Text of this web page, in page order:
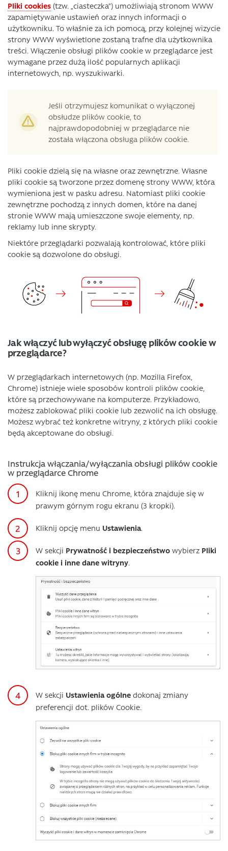
Pliki cookies (tzw. „ciasteczka”) umożliwiają stronom WWW
zapamiętywanie ustawień oraz innych informacji o
użytkowniku. To właśnie za ich pomocą, przy kolejnej wizycie
strony WWW wyświetlone zostaną trafne dla użytkownika
treści. Włączenie obsługi plików cookie w przeglądarce jest
wymagane przez dużą ilość popularnych aplikacji
internetowych, np. wyszukiwarki.
Jeśli otrzymujesz komunikat o wyłączonej
obsłudze plików cookie, to
najprawdopodobniej w przeglądarce nie
została włączona obsługa plików cookie.
Pliki cookie dzielą się na własne oraz zewnętrzne. Własne
pliki cookie są tworzone przez domenę strony WWW, która
wymieniona jest w pasku adresu. Natomiast pliki cookie
zewnętrzne pochodzą z innych domen, które na danej
stronie WWW mają umieszczone swoje elementy, np.
reklamy lub inne skrypty.
Niektóre przeglądarki pozwalają kontrolować, które pliki
cookie są dozwolone do obsługi.
Jak włączyć lub wyłączyć obsługę plików cookie w
przeglądarce?
W przeglądarkach internetowych (np. Mozilla Firefox,
Chrome) istnieje wiele sposobów kontroli plików cookie,
które są przechowywane na komputerze. Przykładowo,
możesz zablokować pliki cookie lub zezwolić na ich obsługę.
Możesz wybrać też konkretne witryny, z których pliki cookie
będą akceptowane do obsługi.
Instrukcja włączania/wyłączania obsługi plików cookie
w przeglądarce Chrome
Kliknij ikonę menu Chrome, która znajduje się w
prawym górnym rogu ekranu (3 kropki).
Kliknij opcję menu Ustawienia.
W sekcji Prywatność i bezpieczeństwo wybierz Pliki
cookie i inne dane witryny.
W sekcji Ustawienia ogólne dokonaj zmiany
preferencji dot. plików Cookie.